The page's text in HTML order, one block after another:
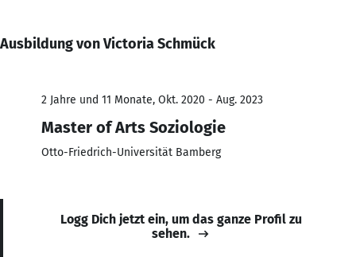
Ausbildung von Victoria Schmück
2 Jahre und 11 Monate, Okt. 2020 - Aug. 2023
Master of Arts Soziologie
Otto-Friedrich-Universität Bamberg
Logg Dich jetzt ein, um das ganze Profil zu
sehen.